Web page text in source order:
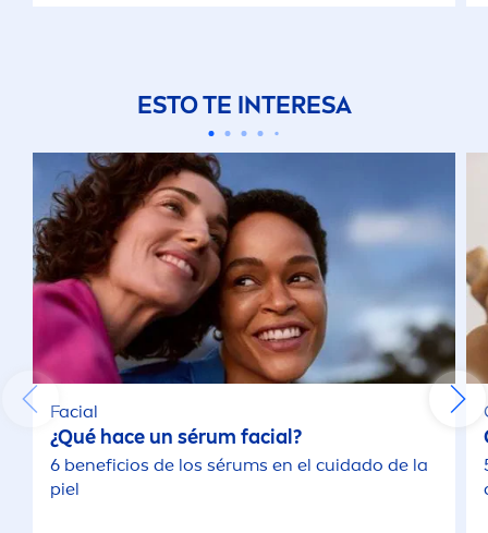
ESTO TE INTERESA
Facial
¿Qué hace un sérum facial?
6 beneficios de los sérums en el cuidado de la
piel